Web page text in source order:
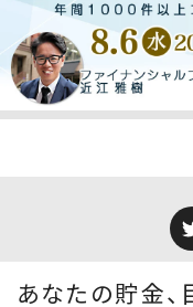
あなたの貯金、